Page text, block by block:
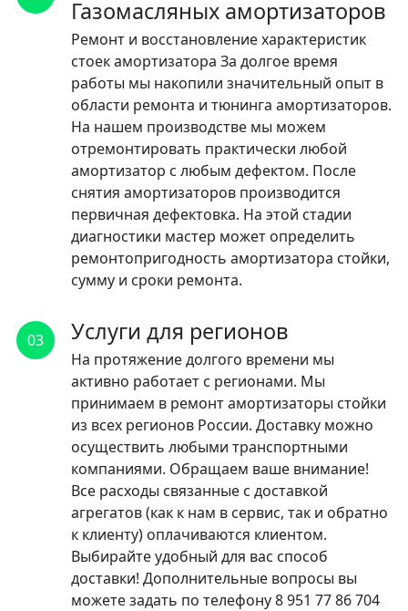
Газомасляных амортизаторов
Ремонт и восстановление характеристик
стоек амортизатора За долгое время
работы мы накопили значительный опыт в
области ремонта и тюнинга амортизаторов.
На нашем производстве мы можем
отремонтировать практически любой
амортизатор с любым дефектом. После
снятия амортизаторов производится
первичная дефектовка. На этой стадии
диагностики мастер может определить
ремонтопригодность амортизатора стойки,
сумму и сроки ремонта.
03 Услуги для регионов
На протяжение долгого времени мы
активно работает с регионами. Мы
принимаем в ремонт амортизаторы стойки
из всех регионов России. Доставку можно
осуществить любыми транспортными
компаниями. Обращаем ваше внимание!
Все расходы связанные с доставкой
агрегатов (как к нам в сервис, так и обратно
к клиенту) оплачиваются клиентом.
Выбирайте удобный для вас способ
доставки! Дополнительные вопросы вы
можете задать по телефону 8 951 77 86 704